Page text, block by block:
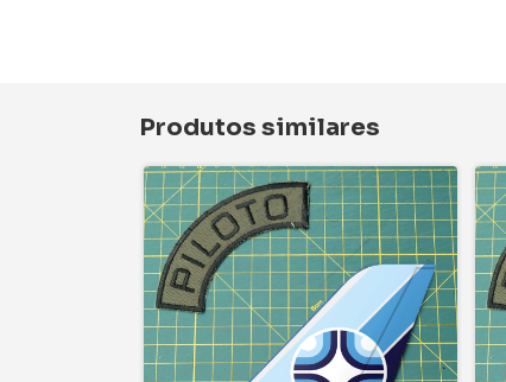
Produtos similares